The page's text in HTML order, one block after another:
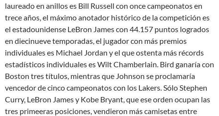
laureado en anillos es Bill Russell con once campeonatos en
trece años, el máximo anotador histórico de la competición es
el estadounidense LeBron James con 44.157 puntos logrados
en diecinueve temporadas, el jugador con más premios
individuales es Michael Jordan y el que ostenta más récords
estadísticos individuales es Wilt Chamberlain. Bird ganaría con
Boston tres títulos, mientras que Johnson se proclamaría
vencedor de cinco campeonatos con los Lakers. Sólo Stephen
Curry, LeBron James y Kobe Bryant, que ese orden ocupan las
tres primeeras posiciones, vendieron más camisetas entre